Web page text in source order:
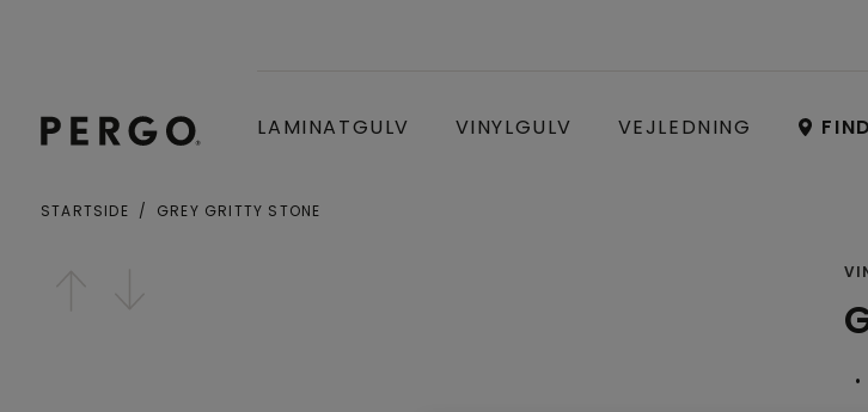
LAMINATGULV VINYLGULV VEJLEDNING
STARTSIDE GREY GRITTY STONE